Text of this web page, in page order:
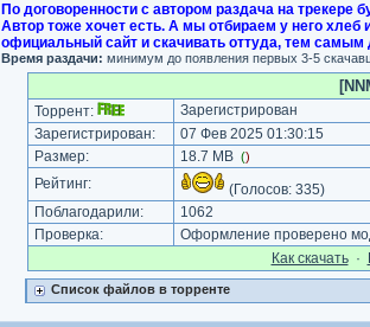
По договоренности с автором раздача на
Автор тоже хочет есть. А мы отбираем у него хлеб
официальный сайт и скачивать оттуда, тем самым
Время раздачи: минимум до появления первых 3-5
Торрент:
Зарегистрирован
Зарегистрирован:
07 Фев 2025 01:30:15
Размер:
18.7 MB ()
Рейтинг: (Голосов: 335)
Поблагодарили:
1062
Проверка:
Оформление проверено
Как cкачать·
Список файлов в торренте